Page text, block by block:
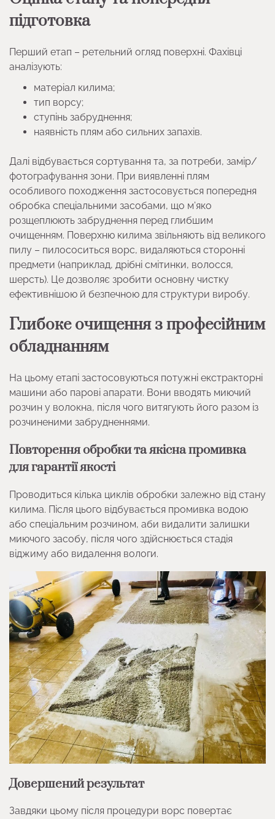
підготовка
Перший етап – ретельний огляд поверхні. Фахівці
аналізують:
матеріал килима;
тип ворсу;
ступінь забруднення;
наявність плям або сильних запахів.
Далі відбувається сортування та, за потреби, замір/
фотографування зони. При виявленні плям
особливого походження застосовується попередня
обробка спеціальними засобами, що м’яко
розщеплюють забруднення перед глибшим
очищенням. Поверхню килима звільняють від великого
пилу – пилососиться ворс, видаляються сторонні
предмети (наприклад, дрібні смітинки, волосся,
шерсть). Це дозволяє зробити основну чистку
ефективнішою й безпечною для структури виробу.
Глибоке очищення з професійним
обладнанням
На цьому етапі застосовуються потужні екстракторні
машини або парові апарати. Вони вводять миючий
розчин у волокна, після чого витягують його разом із
розчиненими забрудненнями.
Повторення обробки та якісна промивка
для гарантії якості
Проводиться кілька циклів обробки залежно від стану
килима. Після цього відбувається промивка водою
або спеціальним розчином, аби видалити залишки
миючого засобу, після чого здійснюється стадія
віджиму або видалення вологи.
Довершений результат
Завдяки цьому після процедури ворс повертає